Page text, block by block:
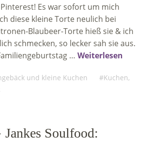
Es war sofort um mich
diese kleine Torte neulich bei
Blaubeer-Torte hieß sie & ich
schmecken, so lecker sah sie aus.
… Weiterlesen
und kleine Kuchen
Kuchen,
Soulfood: